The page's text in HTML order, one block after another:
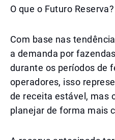
O que o Futuro Reserva?
Com base nas
a demanda por
durante os períodos de
operadores, isso
de receita estável, mas
planejar de forma mais